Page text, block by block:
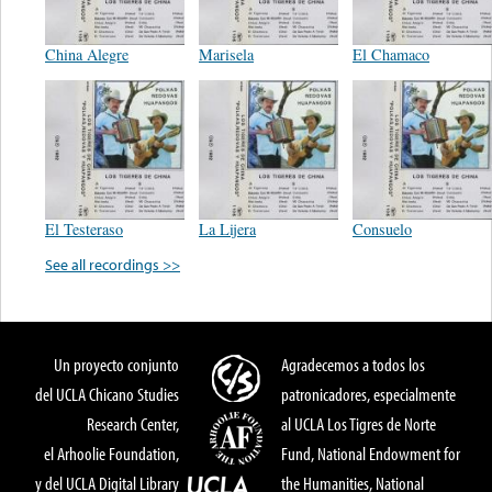
China Alegre Marisela El Chamaco
El Testeraso La Lijera
Consuelo
See all recordings >>
Un proyecto conjunto
del UCLA Chicano Studies
Research Center,
el Arhoolie Foundation,
y del UCLA Digital Library
Agradecemos a todos los
patronicadores, especialmente
al UCLA Los Tigres de Norte
Fund, National Endowment for
the Humanities, National